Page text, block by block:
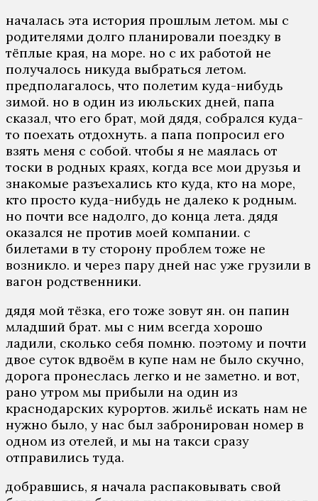
началась эта история прошлым летом. мы с
родителями долго планировали поездку в
тёплые края, на море. но с их работой не
получалось никуда выбраться летом.
предполагалось, что полетим куда-нибудь
зимой. но в один из июльских дней, папа
сказал, что его брат, мой дядя, собрался куда-
то поехать отдохнуть. а папа попросил его
взять меня с собой. чтобы я не маялась от
тоски в родных краях, когда все мои друзья и
знакомые разъехались кто куда, кто на море,
кто просто куда-нибудь не далеко к родным.
но почти все надолго, до конца лета. дядя
оказался не против моей компании. с
билетами в ту сторону проблем тоже не
возникло. и через пару дней нас уже грузили в
вагон родственники.
дядя мой тёзка, его тоже зовут ян. он папин
младший брат. мы с ним всегда хорошо
ладили, сколько себя помню. поэтому и почти
двое суток вдвоём в купе нам не было скучно,
дорога пронеслась легко и не заметно. и вот,
рано утром мы прибыли на один из
краснодарских курортов. жильё искать нам не
нужно было, у нас был забронирован номер в
одном из отелей, и мы на такси сразу
отправились туда.
добравшись, я начала распаковывать свой